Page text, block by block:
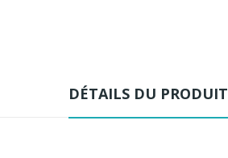
DÉTAILS DU PRODUIT